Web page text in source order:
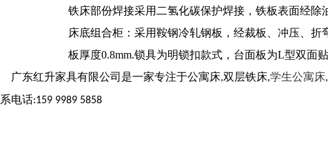
铁床部份焊接采用二氢化碳保护焊接，铁板表面经除
床底组合柜： 采用鞍钢冷轧钢板，经裁板、冲压、折
板厚度0.8mm.锁具为明锁扣款式，台面板为L型双面
广东红升家具有限公司是一家专注于公寓床,双层铁床,学生公寓床,
系电话:159 9989 5858